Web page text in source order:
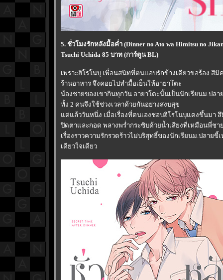
5. ชั่วโมงรักหลังมื้อค่ำ (Dinner no Ato wa Himitsu no
Tsuchi Uchida 85 บาท (การ์ตูน BL)
เพราะฮิโรโนบุ เพื่อนสนิทที่ตนแอบรักข้างเดียวขอร้อง สึมิ
ร้านอาหาร จึงคอยไปทำมื้อเย็นให้อายาโตะ
น้องชายของเขากินทุกวัน อายาโตะนั้นเป็นนักเรียนม.ปล
ทั้ง 2 คนจึงใช้ช่วงเวลาด้วยกันอย่างสงบสุข
ต่แล้ววันหนึ่ง เมื่อเรื่องที่ตนเองชอบฮิโรโนบุแดงขึ้นมา สึ
ปิดตาและกอด พลางพร่ำกระซิบด้วยน้ำเสียงที่เหมือนพี่ชาย
เรื่องราวความรักรวดร้าวไม่บริสุทธิ์ของนักเรียนม.ปลายขี้
เดียวใจเดียว